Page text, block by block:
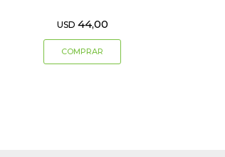
USD 44,00